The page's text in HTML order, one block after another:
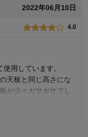
参考になった
て
2022年06月10日
4.0
用しています。
天板と同じ高さにな
が少々ガサガサでし